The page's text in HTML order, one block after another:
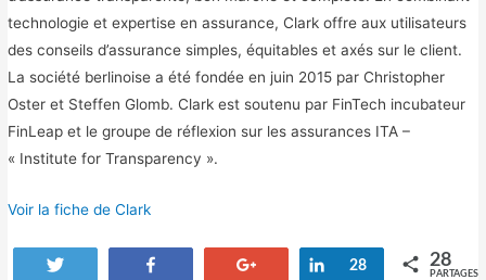
technologie et expertise en assurance, Clark offre aux utilisateurs
des conseils d’assurance simples, équitables et axés sur le client.
La société berlinoise a été fondée en juin 2015 par Christopher
Oster et Steffen Glomb. Clark est soutenu par FinTech incubateur
FinLeap et le groupe de réflexion sur les assurances ITA –
« Institute for Transparency ».
Voir la fiche de Clark
Partagez
28 28
PARTAGES